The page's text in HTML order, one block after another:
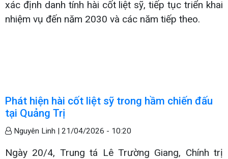
xác định danh tính hài cốt liệt sỹ, tiếp tục triển khai
nhiệm vụ đến năm 2030 và các năm tiếp theo.
Phát hiện hài cốt liệt sỹ trong hầm chiến đấu
tại Quảng Trị
Nguyên Linh | 21/04/2026 - 10:20
Ngày 20/4, Trung tá Lê Trường Giang, Chính trị